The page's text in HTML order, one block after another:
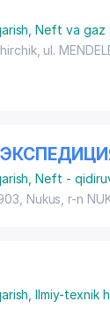
,Neft va gaz
ul.
,Neft -
Nukus, r-n
,Ilmiy-texnik